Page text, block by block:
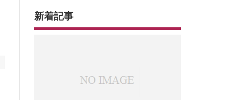
新着記事